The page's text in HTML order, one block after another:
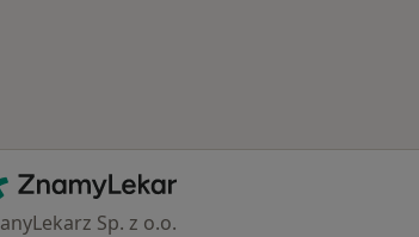
- Hlavní stránka
Sp. z o.o.